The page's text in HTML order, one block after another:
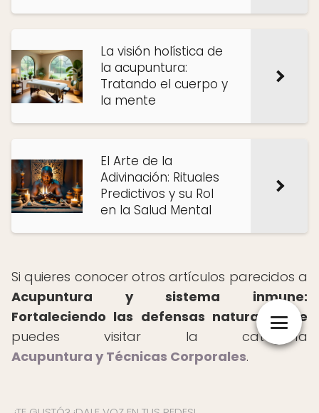
La visión holística de
la acupuntura:
Tratando el cuerpo y
la mente
El Arte de la
Adivinación: Rituales
Predictivos y su Rol
en la Salud Mental
Si quieres conocer otros artículos parecidos a
Acupuntura y sistema inmune:
Fortaleciendo las defensas naturalmente
puedes visitar la categoría
Acupuntura y Técnicas Corporales.